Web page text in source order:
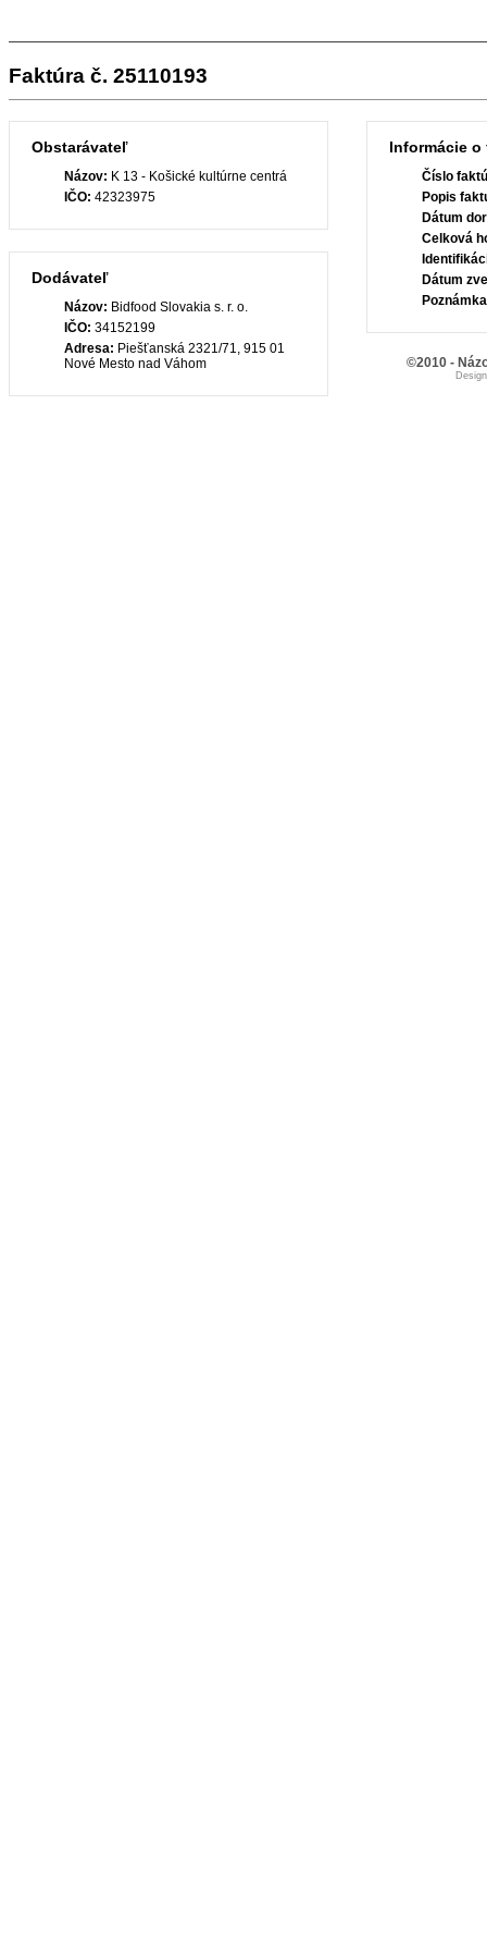
Faktúra č. 25110193
Obstarávateľ
Názov: K 13 - Košické kultúrne centrá
IČO: 42323975
Dodávateľ
Názov: Bidfood Slovakia s. r. o.
IČO: 34152199
Adresa: Piešťanská 2321/71, 915 01
Nové Mesto nad Váhom
Informácie o
Číslo
Popis
Dátum
Celková
Dátum
©2010 -